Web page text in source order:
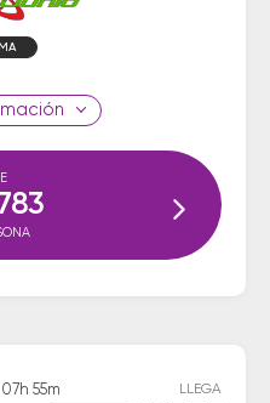
07h 55m LLEGA